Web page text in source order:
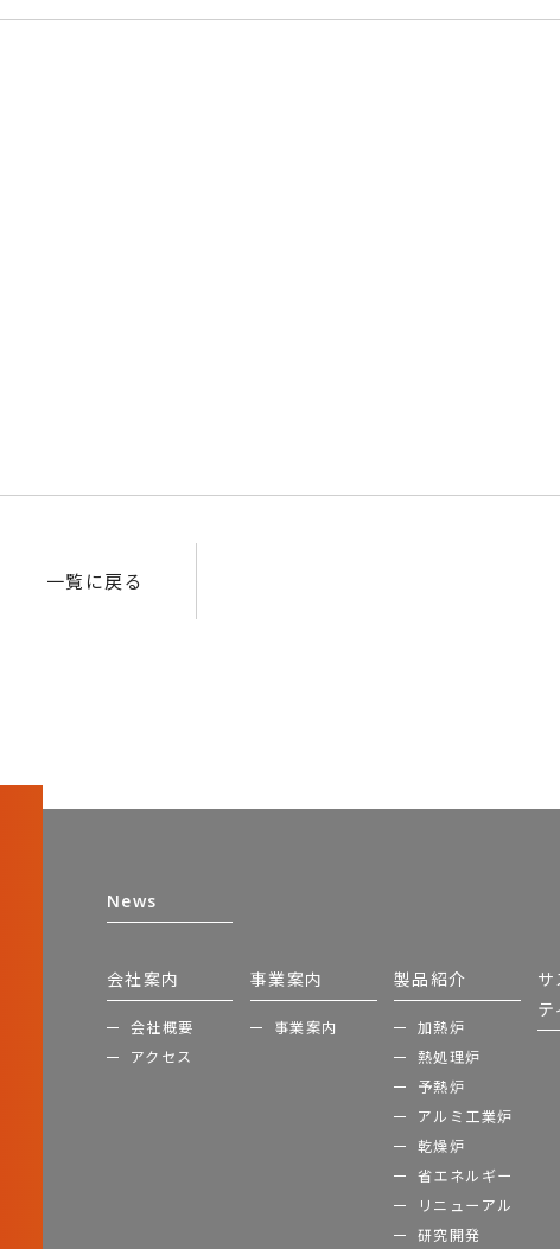
一覧に戻る
News
会社案内
会社概要
アクセス
事業案内
事業案内
製品紹介
加熱炉
熱処理炉
予熱炉
アルミ工業炉
乾燥炉
省エネルギー
リニューアル
研究開発
サ
テ